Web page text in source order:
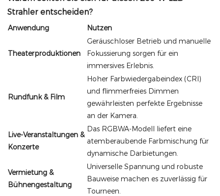
Strahler entscheiden?
Anwendung Nutzen
Theaterproduktionen
Geräuschloser Betrieb und manuelle
Fokussierung sorgen für ein
immersives Erlebnis.
Rundfunk & Film
Hoher Farbwiedergabeindex (CRI)
und flimmerfreies Dimmen
gewährleisten perfekte Ergebnisse
an der Kamera.
Live-Veranstaltungen &
Konzerte
Das RGBWA-Modell liefert eine
atemberaubende Farbmischung für
dynamische Darbietungen.
Vermietung &
Bühnengestaltung
Universelle Spannung und robuste
Bauweise machen es zuverlässig für
Tourneen.